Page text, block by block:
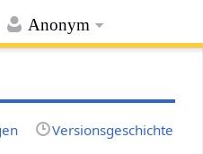
Anonym
Versionsgeschichte